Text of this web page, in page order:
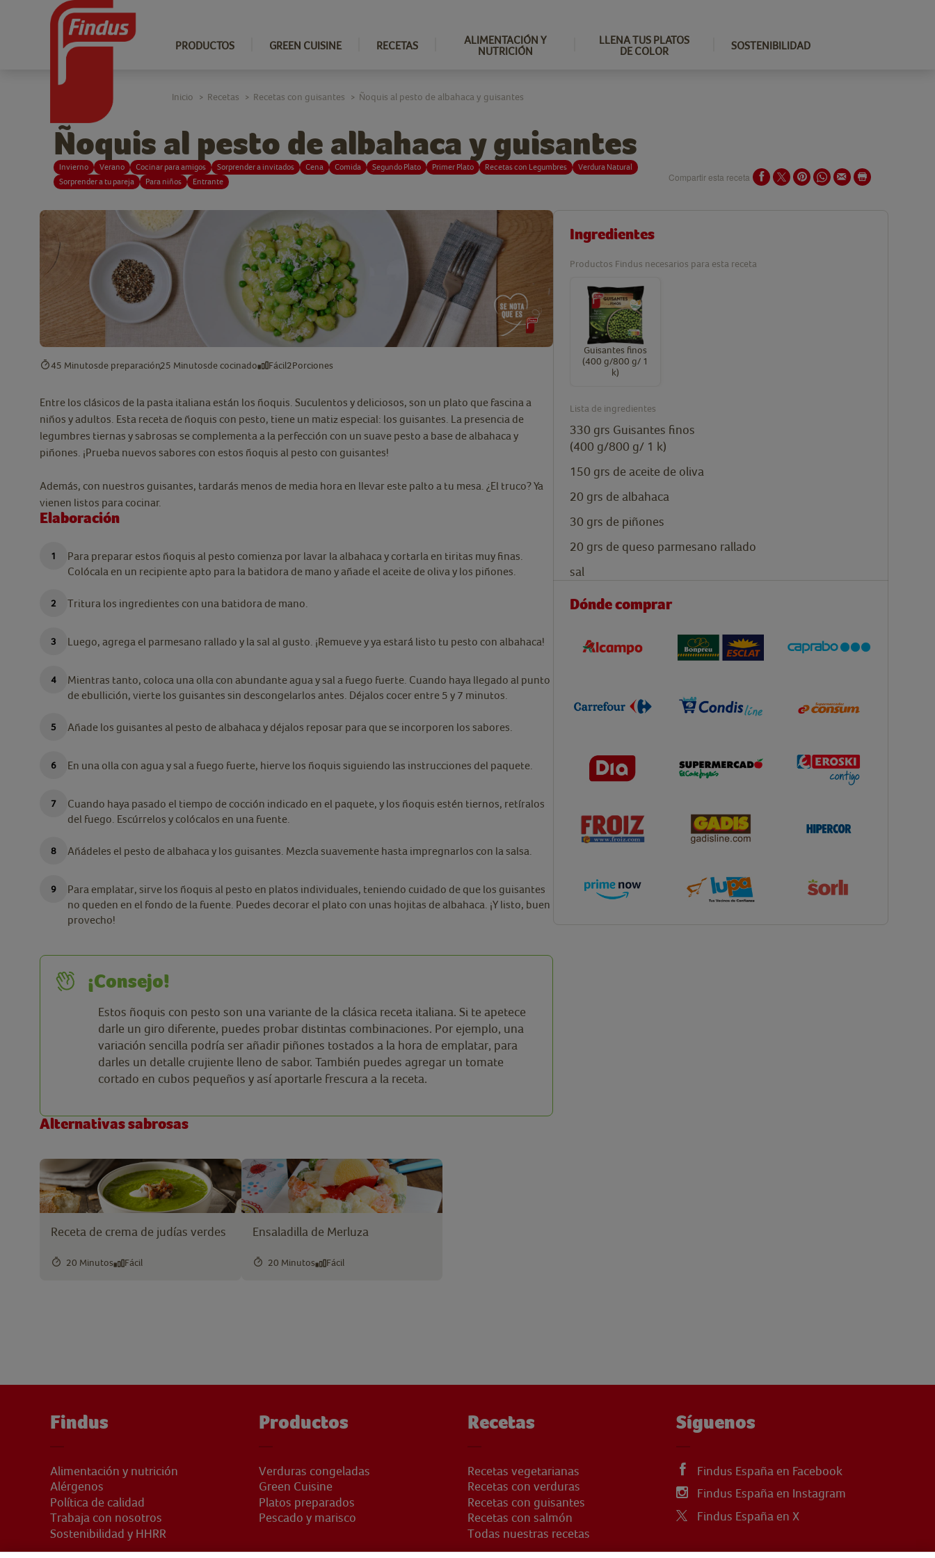
PRODUCTOS GREEN CUISINE RECETAS
ALIMENTACIÓN Y
NUTRICIÓN
LLENA TUS PLATOS
DE COLOR
SOSTENIBILIDAD
Ñoquis al pesto de albahaca y guisantes
Invierno Verano Cocinar para amigos Sorprender a invitados Cena Comida Segundo Plato Primer Plato Recetas con Legumbres
Verdura Natural
Sorprender a tu pareja
Para niños Entrante Compartir esta receta
Inicio > Recetas > Recetas con guisantes > Ñoquis al pesto de albahaca y guisantes
45 Minutosde preparación25 Minutosde cocinado Fácil2Porciones
Entre los clásicos de la pasta italiana están los ñoquis. Suculentos y deliciosos, son un plato que fascina a
niños y adultos. Esta receta de ñoquis con pesto, tiene un matiz especial: los guisantes. La presencia de
legumbres tiernas y sabrosas se complementa a la perfección con un suave pesto a base de albahaca y
piñones. ¡Prueba nuevos sabores con estos ñoquis al pesto con guisantes!
Además, con nuestros guisantes, tardarás menos de media hora en llevar este palto a tu mesa. ¿El truco? Ya
vienen listos para cocinar.
Elaboración
Para preparar estos ñoquis al pesto comienza por lavar la albahaca y cortarla en tiritas muy finas.
Colócala en un recipiente apto para la batidora de mano y añade el aceite de oliva y los piñones.
Tritura los ingredientes con una batidora de mano.
Luego, agrega el parmesano rallado y la sal al gusto. ¡Remueve y ya estará listo tu pesto con albahaca!
Mientras tanto, coloca una olla con abundante agua y sal a fuego fuerte. Cuando haya llegado al punto
de ebullición, vierte los guisantes sin descongelarlos antes. Déjalos cocer entre 5 y 7 minutos.
Añade los guisantes al pesto de albahaca y déjalos reposar para que se incorporen los sabores.
En una olla con agua y sal a fuego fuerte, hierve los ñoquis siguiendo las instrucciones del paquete.
Cuando haya pasado el tiempo de cocción indicado en el paquete, y los ñoquis estén tiernos, retíralos
del fuego. Escúrrelos y colócalos en una fuente.
Añádeles el pesto de albahaca y los guisantes. Mezcla suavemente hasta impregnarlos con la salsa.
Para emplatar, sirve los ñoquis al pesto en platos individuales, teniendo cuidado de que los guisantes
no queden en el fondo de la fuente. Puedes decorar el plato con unas hojitas de albahaca. ¡Y listo, buen
provecho!
¡Consejo!
Estos ñoquis con pesto son una variante de la clásica receta italiana. Si te apetece
darle un giro diferente, puedes probar distintas combinaciones. Por ejemplo, una
variación sencilla podría ser añadir piñones tostados a la hora de emplatar, para
darles un detalle crujiente lleno de sabor. También puedes agregar un tomate
cortado en cubos pequeños y así aportarle frescura a la receta.
Ingredientes
Productos Findus necesarios para esta receta
Guisantes finos
(400 g/800 g/ 1
k)
Lista de ingredientes
330 grs Guisantes finos
(400 g/800 g/ 1 k)
150 grs de aceite de oliva
20 grs de albahaca
30 grs de piñones
20 grs de queso parmesano rallado
sal
Dónde comprar
Alternativas sabrosas
Receta de crema de judías verdes
20 Minutos Fácil
Ensaladilla de Merluza
20 Minutos Fácil
Findus
Alimentación y nutrición
Alérgenos
Política de calidad
Trabaja con nosotros
Sostenibilidad y HHRR
Productos
Verduras congeladas
Green Cuisine
Platos preparados
Pescado y marisco
Recetas
Recetas vegetarianas
Recetas con verduras
Recetas con guisantes
Recetas con salmón
Todas nuestras recetas
Síguenos
Findus España en Facebook
Findus España en Instagram
Findus España en X